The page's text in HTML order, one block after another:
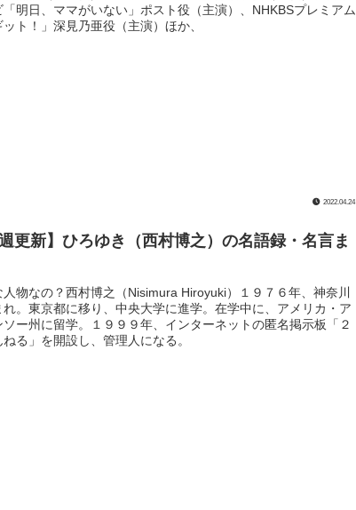
「明日、ママがいない」ポスト役（主演）、NHKBSプレミアム
ット！」深見乃亜役（主演）ほか、
2022.04.24
週更新】ひろゆき（西村博之）の名語録・名言ま
人物なの？西村博之（Nisimura Hiroyuki）１９７６年、神奈川
れ。東京都に移り、中央大学に進学。在学中に、アメリカ・ア
ソー州に留学。１９９９年、インターネットの匿名掲示板「２
ねる」を開設し、管理人になる。